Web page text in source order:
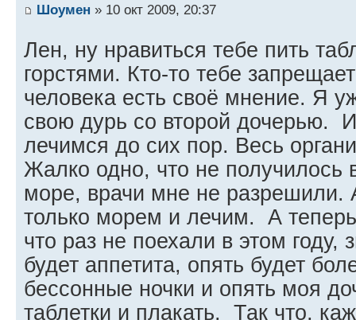
Шоумен » 10 окт 2009, 20:37
Лен, ну нравиться тебе пить
горстями. Кто-то тебе
человека есть своё мнение. Я
свою дурь со второй дочерью.
лечимся до сих пор. Весь
Жалко одно, что не получилось
море, врачи мне не
только морем и лечим. А
что раз не поехали в этом году,
будет аппетита, опять будет
бессонные ночки и опять моя
таблетки и плакать. Так что,